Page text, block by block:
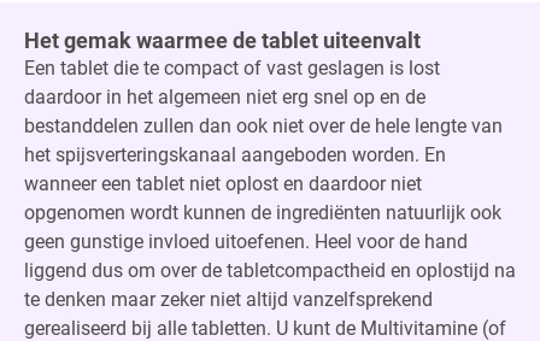
Het gemak waarmee de tablet uiteenvalt
Een tablet die te compact of vast geslagen is lost
daardoor in het algemeen niet erg snel op en de
bestanddelen zullen dan ook niet over de hele lengte van
het spijsverteringskanaal aangeboden worden. En
wanneer een tablet niet oplost en daardoor niet
opgenomen wordt kunnen de ingrediënten natuurlijk ook
geen gunstige invloed uitoefenen. Heel voor de hand
liggend dus om over de tabletcompactheid en oplostijd na
te denken maar zeker niet altijd vanzelfsprekend
gerealiseerd bij alle tabletten. U kunt de Multivitamine (of